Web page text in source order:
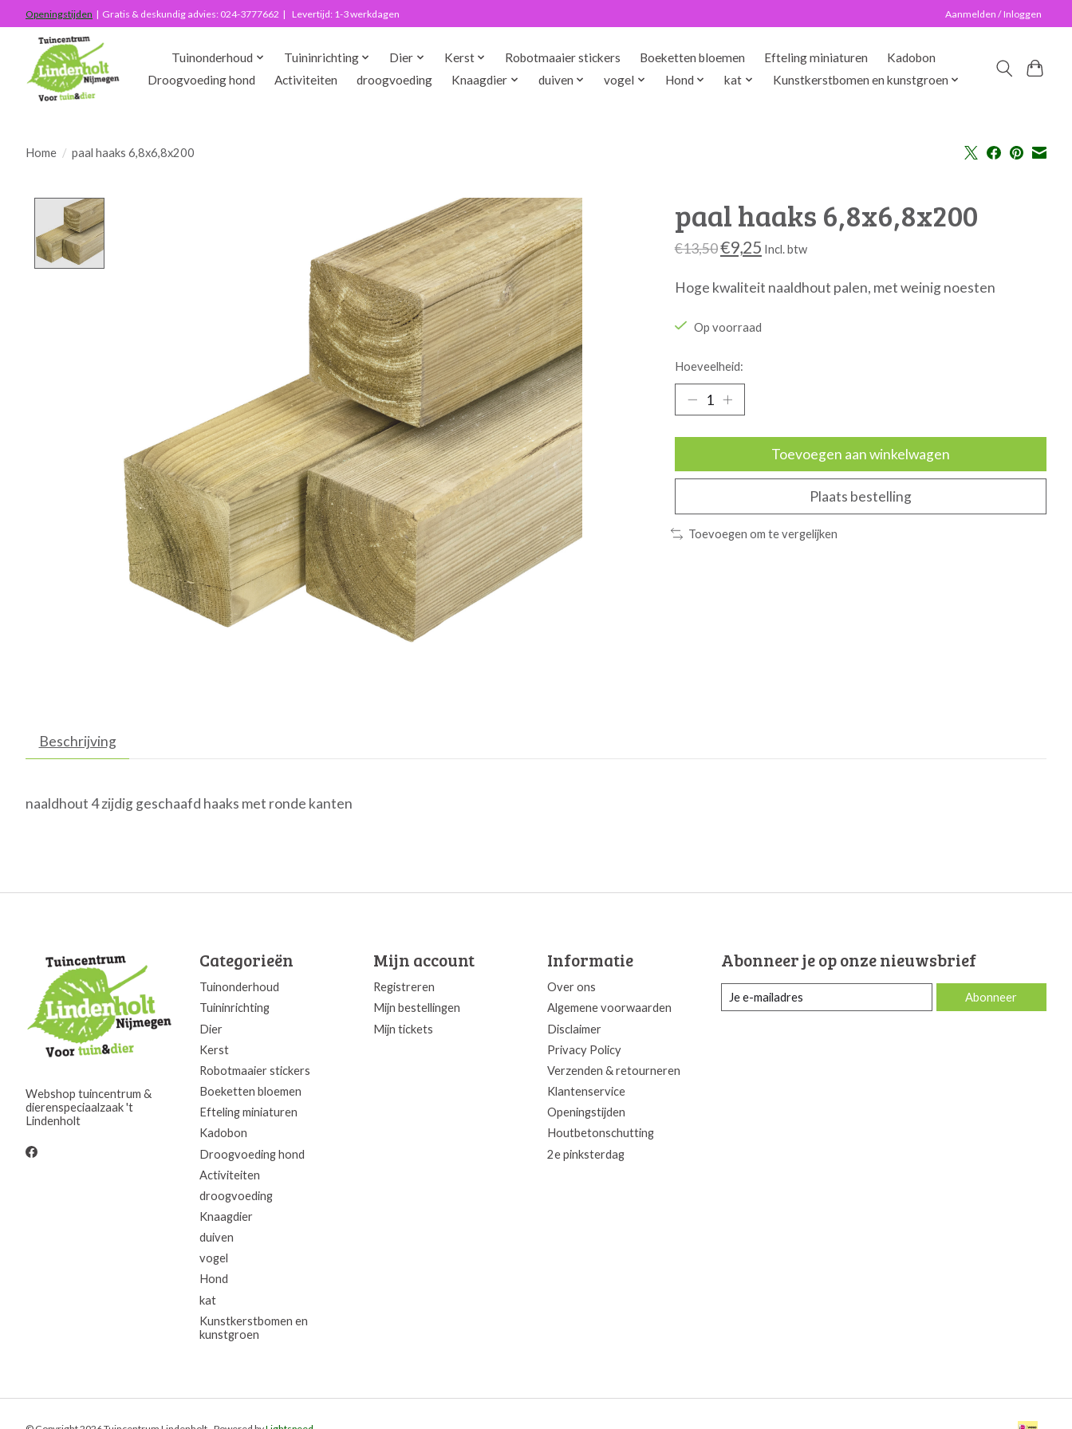
Openingstijden | Gratis & deskundig advies: 024-3777662 | Levertijd: 1-3 werkdagen Aanmelden / Inloggen
Tuinonderhoud Tuininrichting Dier Kerst Robotmaaier stickers Boeketten bloemen Efteling miniaturen
Kadobon
Droogvoeding hond
Activiteiten droogvoeding Knaagdier duiven vogel Hond kat Kunstkerstbomen en kunstgroen
Home / paal haaks 6,8x6,8x200
paal haaks 6,8x6,8x200
€13,50€9,25 Incl. btw
Hoge kwaliteit naaldhout palen, met weinig noesten
Op voorraad
Hoeveelheid:
Toevoegen aan winkelwagen
Plaats bestelling
Toevoegen om te vergelijken
Beschrijving
naaldhout 4 zijdig geschaafd haaks met ronde kanten
Webshop tuincentrum &
dierenspeciaalzaak 't
Lindenholt
Categorieën
Tuinonderhoud
Tuininrichting
Dier
Kerst
Robotmaaier stickers
Boeketten bloemen
Efteling miniaturen
Kadobon
Droogvoeding hond
Activiteiten
droogvoeding
Knaagdier
duiven
vogel
Hond
kat
Kunstkerstbomen en
kunstgroen
Mijn account
Registreren
Mijn bestellingen
Mijn tickets
Informatie
Over ons
Algemene voorwaarden
Disclaimer
Privacy Policy
Verzenden & retourneren
Klantenservice
Openingstijden
Houtbetonschutting
2e pinksterdag
Abonneer je op onze nieuwsbrief
Abonneer